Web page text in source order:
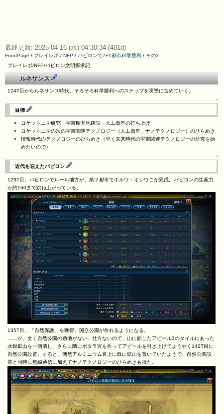
最終更新: 2025-04-16 (水) 04:30:34 (481d)
FrontPage / プレイレポ / NFP / バビロンで7+1都市科学勝利 / その3
プレイレポ/NFP/バビロン文明探求記
ルネサンス
124T目からルネサンス時代。そろそろ科学勝利へのステップを実際に進めていく。
↑
目標
ロケット工学研究→宇宙船基地建設→人工衛星の打ち上げ
ロケット工学の次の宇宙関連テクノロジー（人工衛星、ナノテクノロジー）のひらめき
情報時代のテクノロジーのひらめき（早く未来時代の宇宙関連テクノロジーの研究を始
めたいので）
↑
近代を迎えたバビロン
129T目、バビロンでルール地方が、第２都市でキルワ・キシワニが完成。バビロンの生産力
が約160まで跳ね上がっている。
135T目、「自然保護」を獲得。国立公園が作れるようになる。
……が、全く自然公園の適地がない。仕方ないので、山に面したアピール3のタイルにあった
水銀鉱山を一個潰し、さらに隣にポタラ宮を作ってアピールを引き上げてようやく142T目に
自然公園設置。すると、偶然アルミニウム直上に既に鉱山を置いていたようで、自然公園設
置と同時に無線通信に加えてナノテクノロジーのひらめきも得た。